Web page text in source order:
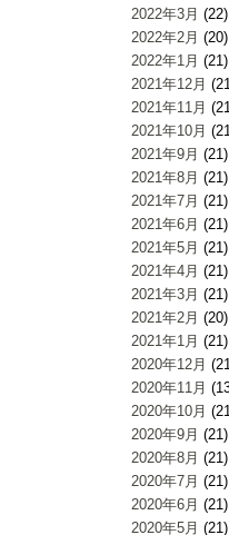
2022年3月 (22)
2022年2月 (20)
2022年1月 (21)
2021年12月
2021年11月
2021年10月
2021年9月 (21)
2021年8月 (21)
2021年7月 (21)
2021年6月 (21)
2021年5月 (21)
2021年4月 (21)
2021年3月 (21)
2021年2月 (20)
2021年1月 (21)
2020年12月
2020年11月
2020年10月
2020年9月 (21)
2020年8月 (21)
2020年7月 (21)
2020年6月 (21)
2020年5月 (21)